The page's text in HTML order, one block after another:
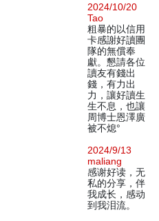
2024/10/20
Tao
粗暴的以信用
卡感謝好讀團
隊的無償奉
獻。懇請各位
讀友有錢出
錢，有力出
力，讓好讀生
生不息，也讓
周博士恩澤廣
被不熄°
2024/9/13
maliang
感谢好读，无
私的分享，伴
我成长，感动
到我泪流。